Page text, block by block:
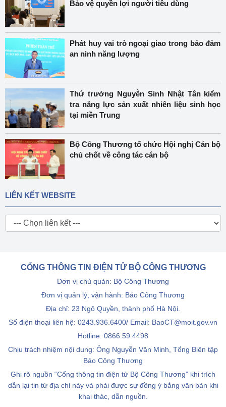
Bảo vệ quyền lợi người tiêu dùng
Phát huy vai trò ngoại giao trong bảo đảm
an ninh năng lượng
Thứ trưởng Nguyễn Sinh Nhật Tân kiểm
tra năng lực sản xuất nhiên liệu sinh học
tại miền Trung
Bộ Công Thương tổ chức Hội nghị Cán bộ
chủ chốt về công tác cán bộ
LIÊN KẾT WEBSITE
CỔNG THÔNG TIN ĐIỆN TỬ BỘ CÔNG THƯƠNG
Đơn vị chủ quản: Bộ Công Thương
Đơn vị quản lý, vận hành: Báo Công Thương
Địa chỉ: 23 Ngô Quyền, thành phố Hà Nội.
Số điện thoại liên hệ: 0243.936.6400/ Email: BaoCT@moit.gov.vn
Hotline: 0866.59.4498
Chịu trách nhiệm nội dung: Ông Nguyễn Văn Minh, Tổng Biên tập
Báo Công Thương
Ghi rõ nguồn “Cổng thông tin điện tử Bộ Công Thương” khi trích
dẫn lại tin từ địa chỉ này và phải được sự đồng ý bằng văn bản khi
khai thác, dẫn nguồn.